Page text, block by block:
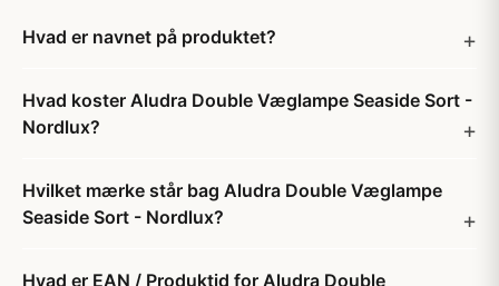
Hvad er navnet på produktet?
Hvad koster Aludra Double Væglampe Seaside Sort -
Nordlux?
Hvilket mærke står bag Aludra Double Væglampe
Seaside Sort - Nordlux?
Hvad er EAN / Produktid for Aludra Double